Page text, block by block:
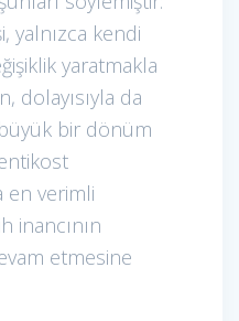
yalnızca kendi
yaratmakla
dolayısıyla da
bir dönüm
en verimli
inancının
etmesine